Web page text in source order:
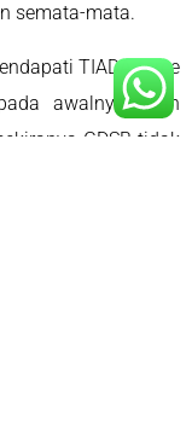
semata-mata.
TIADA force
awalnya telah
GDSB tidak